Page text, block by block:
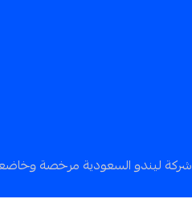
شركة ليندو السعودية مرخصة